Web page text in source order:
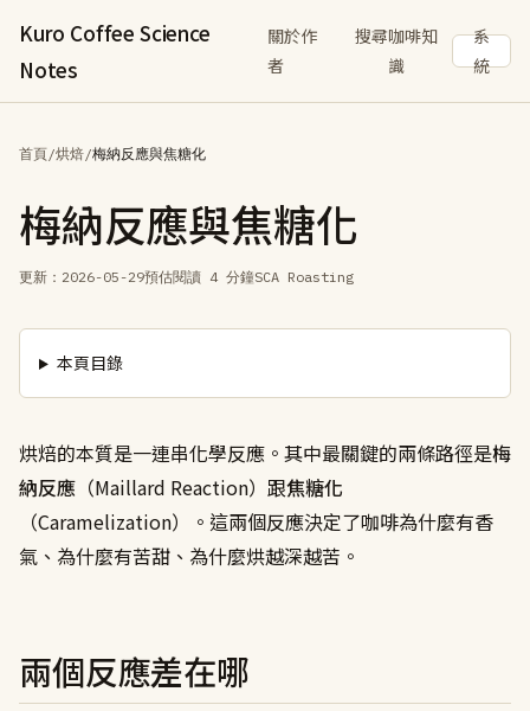
Kuro Coffee Science
Notes
關於作
者
搜尋咖啡知
識
系
統
首頁/烘焙/梅納反應與焦糖化
梅納反應與焦糖化
更新： 2026-05-29預估閱讀 4 分鐘SCA Roasting
本頁目錄
烘焙的本質是一連串化學反應。其中最關鍵的兩條路徑是梅
納反應 （Maillard Reaction）跟焦糖化
（Caramelization）。這兩個反應決定了咖啡為什麼有香
氣、為什麼有苦甜、為什麼烘越深越苦。
兩個反應差在哪